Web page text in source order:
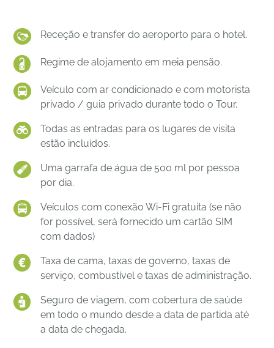
Receção e transfer do aeroporto para o hotel.
Regime de alojamento em meia pensão.
Veículo com ar condicionado e com motorista
privado / guia privado durante todo o Tour.
Todas as entradas para os lugares de visita
estão incluídos.
Uma garrafa de água de 500 ml por pessoa
por dia.
Veículos com conexão Wi-Fi gratuita (se não
for possível, será fornecido um cartão SIM
com dados)
Taxa de cama, taxas de governo, taxas de
serviço, combustível e taxas de administração.
Seguro de viagem, com cobertura de saúde
em todo o mundo desde a data de partida até
a data de chegada.